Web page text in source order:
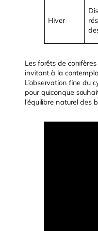
Hiver
Les forêts de
invitant à la
L’observation fine du
pour quiconque
l’équilibre naturel des